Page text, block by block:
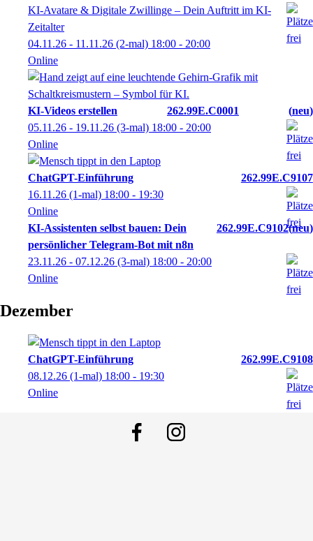
KI-Avatare & Digitale Zwillinge – Dein Auftritt im KI-
Zeitalter
04.11.26 - 11.11.26 (2-mal) 18:00 - 20:00
Online
KI-Videos erstellen 262.99E.C0001
neu
05.11.26 - 19.11.26 (3-mal) 18:00 - 20:00
Online
ChatGPT-Einführung
262.99E.C9107
16.11.26 (1-mal) 18:00 - 19:30
Online
KI-Assistenten selbst bauen: Dein
persönlicher Telegram-Bot mit n8n
262.99E.C9102 neu
23.11.26 - 07.12.26 (3-mal) 18:00 - 20:00
Online
Dezember
ChatGPT-Einführung
262.99E.C9108
08.12.26 (1-mal) 18:00 - 19:30
Online